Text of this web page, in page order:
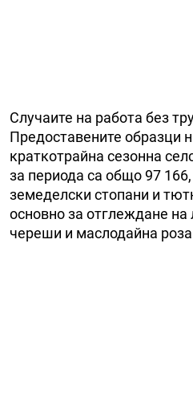
Случаите на работа без
Предоставените образци
краткотрайна сезонна
за периода са общо 97
земеделски стопани и
основно за отглеждане на
череши и маслодайна